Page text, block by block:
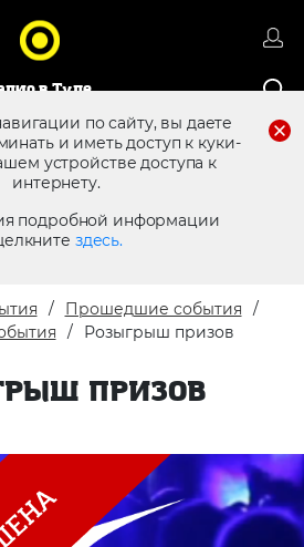
в Туле
по сайту, вы даете
и иметь доступ к куки-
устройстве доступа к
интернету.
подробной информации
здесь.
Реклама в эфире
Прошедшие события
Розыгрыш призов
ПРИЗОВ